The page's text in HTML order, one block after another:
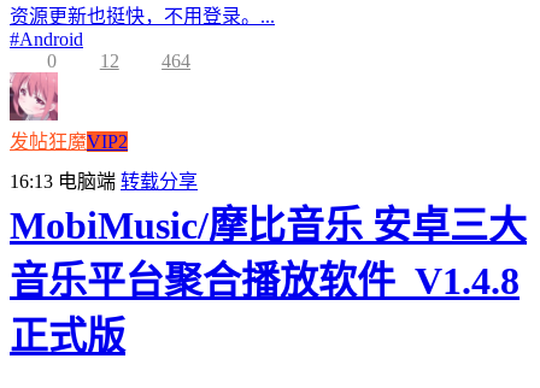
资源更新也挺快，不用登录。...
#Android
0
12 464
发帖狂魔VIP2
16:13 电脑端 转载分享
MobiMusic/摩比音乐 安卓三大
音乐平台聚合播放软件_V1.4.8
正式版